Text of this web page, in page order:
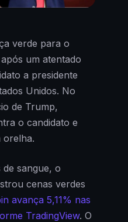
verde para o
um atentado
a presidente
Unidos. No
de Trump,
o candidato e
orelha.
sangue, o
cenas verdes
avança 5,11% nas
TradingView. O